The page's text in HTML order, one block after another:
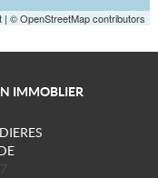
| © OpenStreetMap contributors
IMMOBLIER